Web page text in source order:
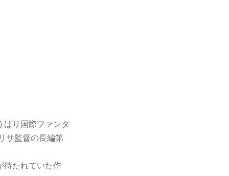
ばり国際ファンタ
サ監督の長編第
待たれていた作